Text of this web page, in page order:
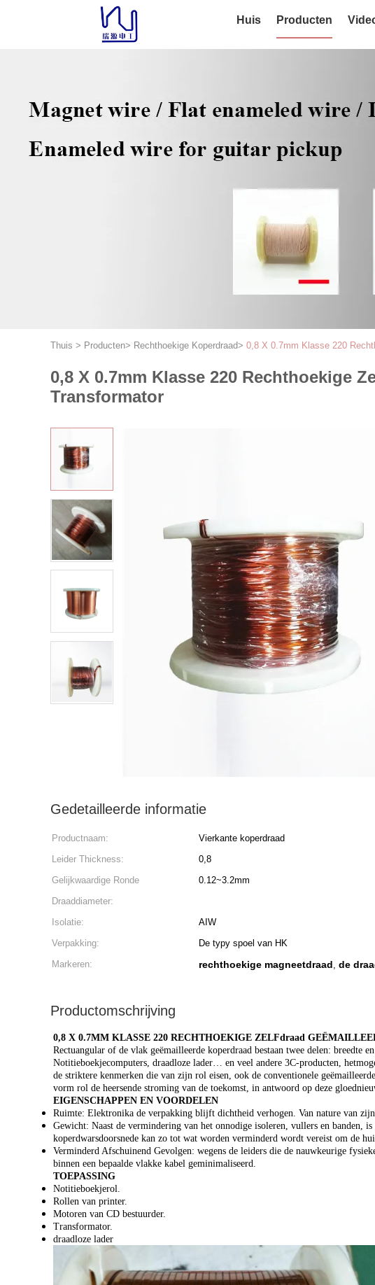
Huis Producten
Thuis > Producten> Rechthoekige Koperdraad> 0,8 X 0.7mm Klasse 220
0,8 X 0.7mm Klasse 220 Rechthoekige
Transformator
Gedetailleerde informatie
Productnaam: Vierkante koperdraad
Leider Thickness:
0,8
Gelijkwaardige Ronde
Draaddiameter:
0.12~3.2mm
Isolatie: AIW
Verpakking:
De typy spoel van HK
Markeren:
rechthoekige magneetdraad, de
Productomschrijving
0,8 X 0.7MM KLASSE 220 RECHTHOEKIGE ZELFdraad
Rectuangular of de vlak geëmailleerde koperdraad bestaan twee delen: breedte
Notitieboekjecomputers, draadloze lader… en veel andere 3C-producten,
de striktere kenmerken die van zijn rol eisen, ook de conventionele
vorm rol de heersende stroming van de toekomst, in antwoord op deze
EIGENSCHAPPEN EN VOORDELEN
Ruimte: Elektronika de verpakking blijft dichtheid verhogen. Van nature van
Gewicht: Naast de vermindering van het onnodige isoleren, vullers en banden,
koperdwarsdoorsnede kan zo tot wat worden verminderd wordt vereist om de
Verminderd Afschuinend Gevolgen: wegens de leiders die de nauwkeurige
binnen een bepaalde vlakke kabel geminimaliseerd.
TOEPASSING
Notitieboekjerol.
Rollen van printer.
Motoren van CD bestuurder.
Transformator.
draadloze lader